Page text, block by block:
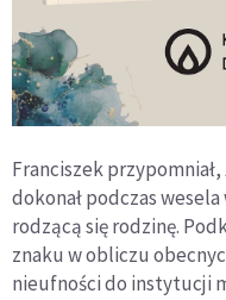
Franciszek
dokonał podczas
rodzącą się rodzinę.
znaku w obliczu
nieufności do instytucji